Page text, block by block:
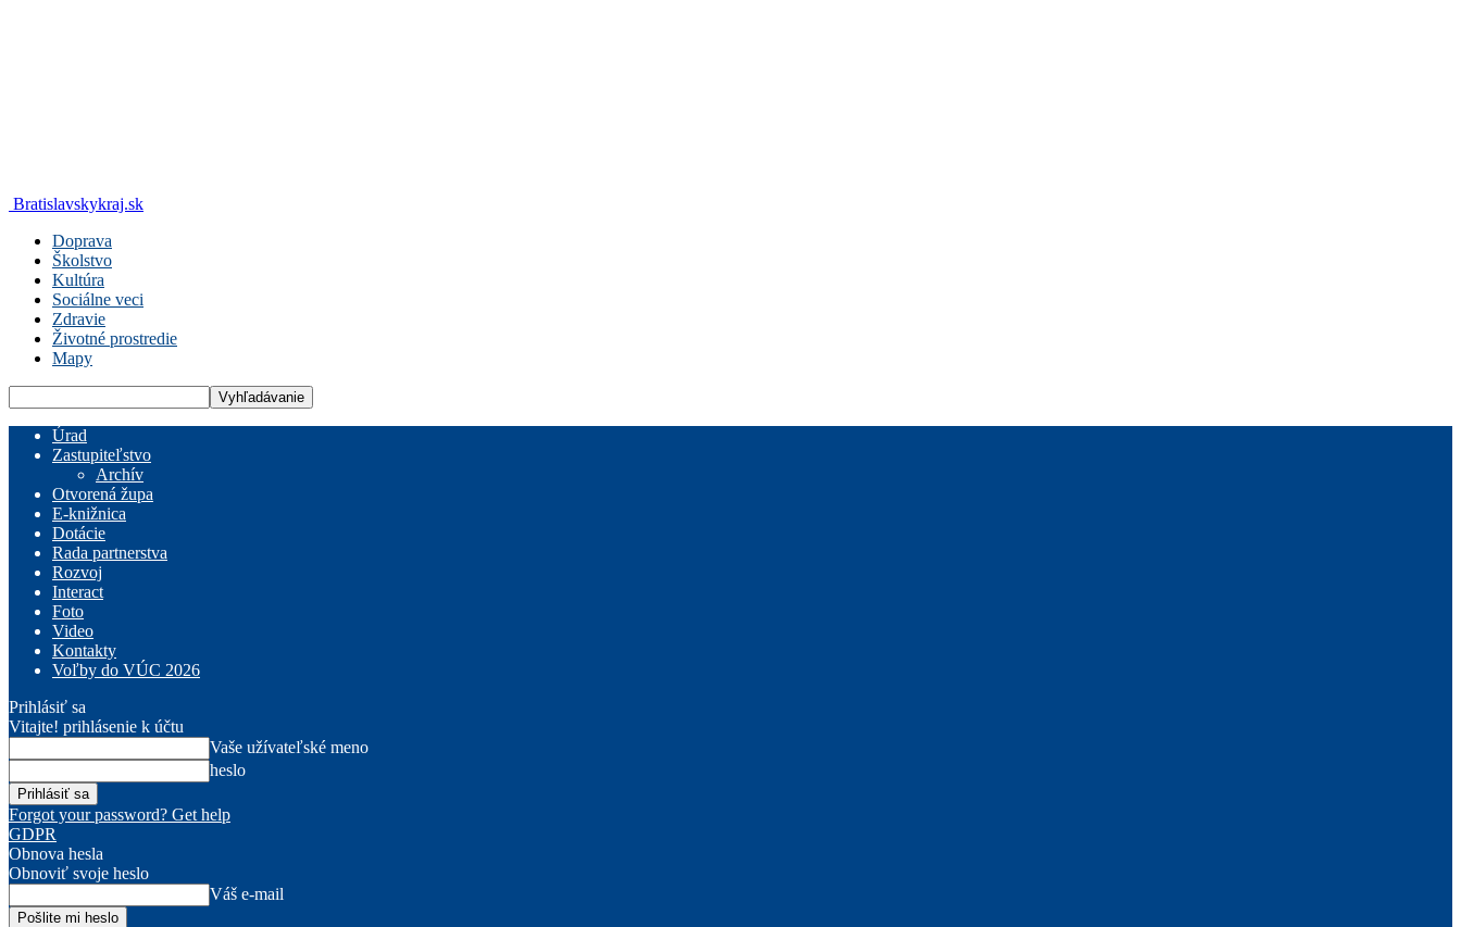
Bratislavskykraj.sk
Doprava
Školstvo
Kultúra
Sociálne veci
Zdravie
Životné prostredie
Mapy
Úrad
Zastupiteľstvo
Archív
Otvorená župa
E-knižnica
Dotácie
Rada partnerstva
Rozvoj
Interact
Foto
Video
Kontakty
Voľby do VÚC 2026
Prihlásiť sa
Vitajte! prihlásenie k účtu
Vaše užívateľské meno
heslo
Forgot your password? Get help
GDPR
Obnova hesla
Obnoviť svoje heslo
Váš e-mail